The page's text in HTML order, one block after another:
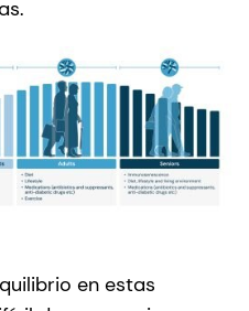
en estas